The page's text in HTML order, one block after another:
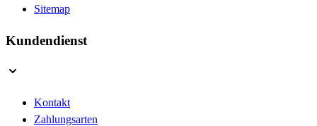
Sitemap
Kundendienst
Kontakt
Zahlungsarten